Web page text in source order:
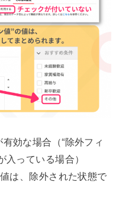
効な場合（“除外フィ
っている場合）
は、除外された状態で